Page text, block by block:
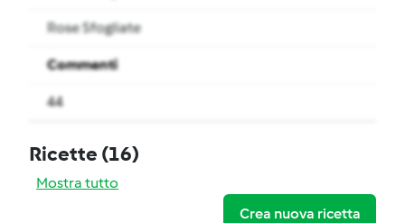
Rose Sfogliate
Commenti
44
Ricette (16)
Mostra tutto
Crea nuova ricetta